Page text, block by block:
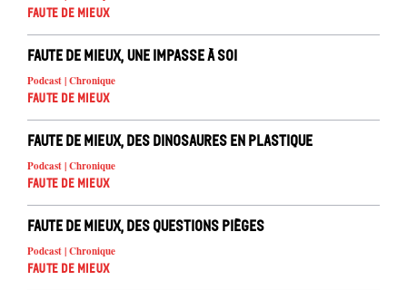
Faute de mieux
Faute de mieux, une impasse à soi
Podcast | Chronique
Faute de mieux
Faute de mieux, des dinosaures en plastique
Podcast | Chronique
Faute de mieux
Faute de mieux, des questions pièges
Podcast | Chronique
Faute de mieux